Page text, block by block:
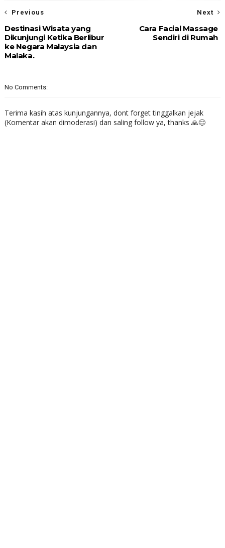
Next
Cara Facial Massage
Sendiri di Rumah
Previous
Destinasi Wisata yang
Dikunjungi Ketika Berlibur
ke Negara Malaysia dan
Malaka.
No Comments:
Terima kasih atas kunjungannya, dont forget tinggalkan jejak
(Komentar akan dimoderasi) dan saling follow ya, thanks 🙏😊